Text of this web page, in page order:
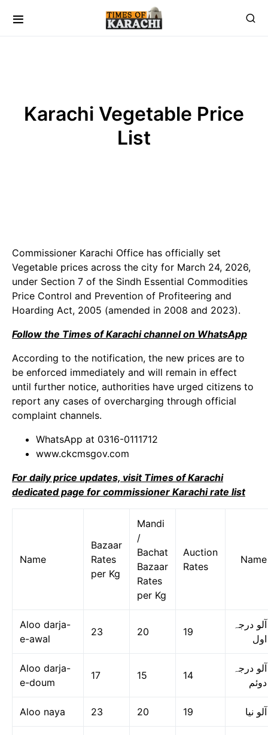
Karachi Vegetable Price
List
Commissioner Karachi Office has officially set
Vegetable prices across the city for March 24, 2026,
under Section 7 of the Sindh Essential Commodities
Price Control and Prevention of Profiteering and
Hoarding Act, 2005 (amended in 2008 and 2023).
Follow the Times of Karachi channel on WhatsApp
According to the notification, the new prices are to
be enforced immediately and will remain in effect
until further notice, authorities have urged citizens to
report any cases of overcharging through official
complaint channels.
WhatsApp at 0316-0111712
www.ckcmsgov.com
For daily price updates, visit Times of Karachi
dedicated page for commissioner Karachi rate list
Name
Bazaar
Rates
per Kg
Mandi
/
Bachat
Bazaar
Rates
per Kg
Auction
Rates
Name
Aloo darja-
e-awal
23 20 19
آلو درجہ
اول
Aloo darja-
e-doum
17 15 14
آلو درجہ
دوئم
Aloo naya 23 20 19 آلو نیا